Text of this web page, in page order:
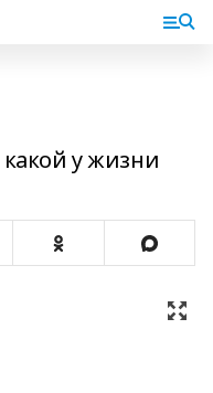
какой у жизни